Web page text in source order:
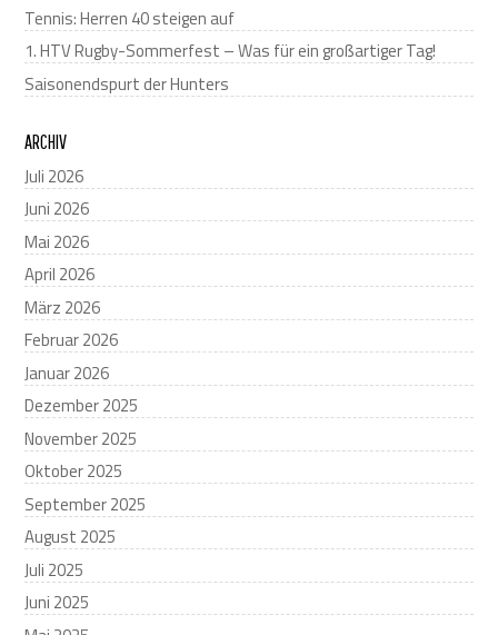
Tennis: Herren 40 steigen auf
1. HTV Rugby-Sommerfest – Was für ein großartiger Tag!
Saisonendspurt der Hunters
ARCHIV
Juli 2026
Juni 2026
Mai 2026
April 2026
März 2026
Februar 2026
Januar 2026
Dezember 2025
November 2025
Oktober 2025
September 2025
August 2025
Juli 2025
Juni 2025